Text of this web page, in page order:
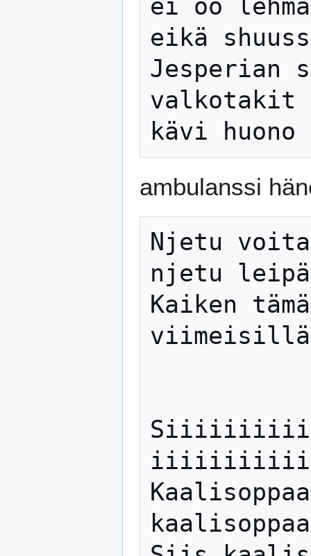
ei oo
eikä
Jesperian
valkotakit
ambulanssi
Njetu
njetu
Kaiken
viimeisillä